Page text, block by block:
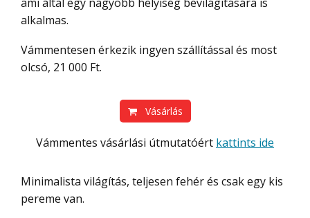
alkalmas.
Vámmentesen érkezik ingyen szállítással és most
olcsó, 21 000 Ft.
Vásárlás
Vámmentes vásárlási útmutatóért kattints ide
Minimalista világítás, teljesen fehér és csak egy kis
pereme van.